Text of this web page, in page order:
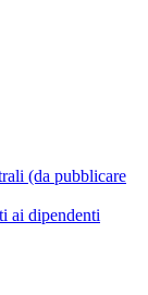
(da pubblicare
ai dipendenti